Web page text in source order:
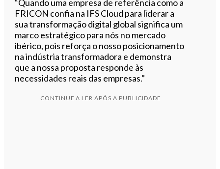
“Quando uma empresa de referência como a
FRICON confia na IFS Cloud para liderar a
sua transformação digital global significa um
marco estratégico para nós no mercado
ibérico, pois reforça o nosso posicionamento
na indústria transformadora e demonstra
que a nossa proposta responde às
necessidades reais das empresas.”
CONTINUE A LER APÓS A PUBLICIDADE